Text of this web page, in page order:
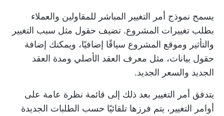
يسمح نموذج أمر التغيير المباشر للمقاولين والعملاء
بطلب تغييرات المشروع. تضيف حقول مثل سبب التغيير
والتأثير وموقع المشروع سياقًا إضافيًا، ويمكنك إضافة
حقول بيانات، مثل معرف العقد الأصلي ومدة العقد
الجديد والسعر الجديد.
يتدفق أمر التغيير بعد ذلك إلى قائمة نظرة عامة على
أوامر التغيير، يتم فرزها تلقائيًا حسب الطلبات الجديدة